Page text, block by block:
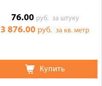
76.00 руб. за штуку
3 876.00 руб.за кв. метр
Купить